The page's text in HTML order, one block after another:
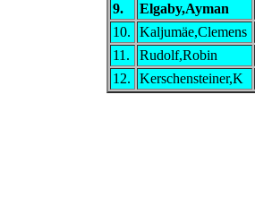
9.
Elgaby,Ayman
10.
Kaljumäe,Clemens
11.
Rudolf,Robin
12.
Kerschensteiner,K